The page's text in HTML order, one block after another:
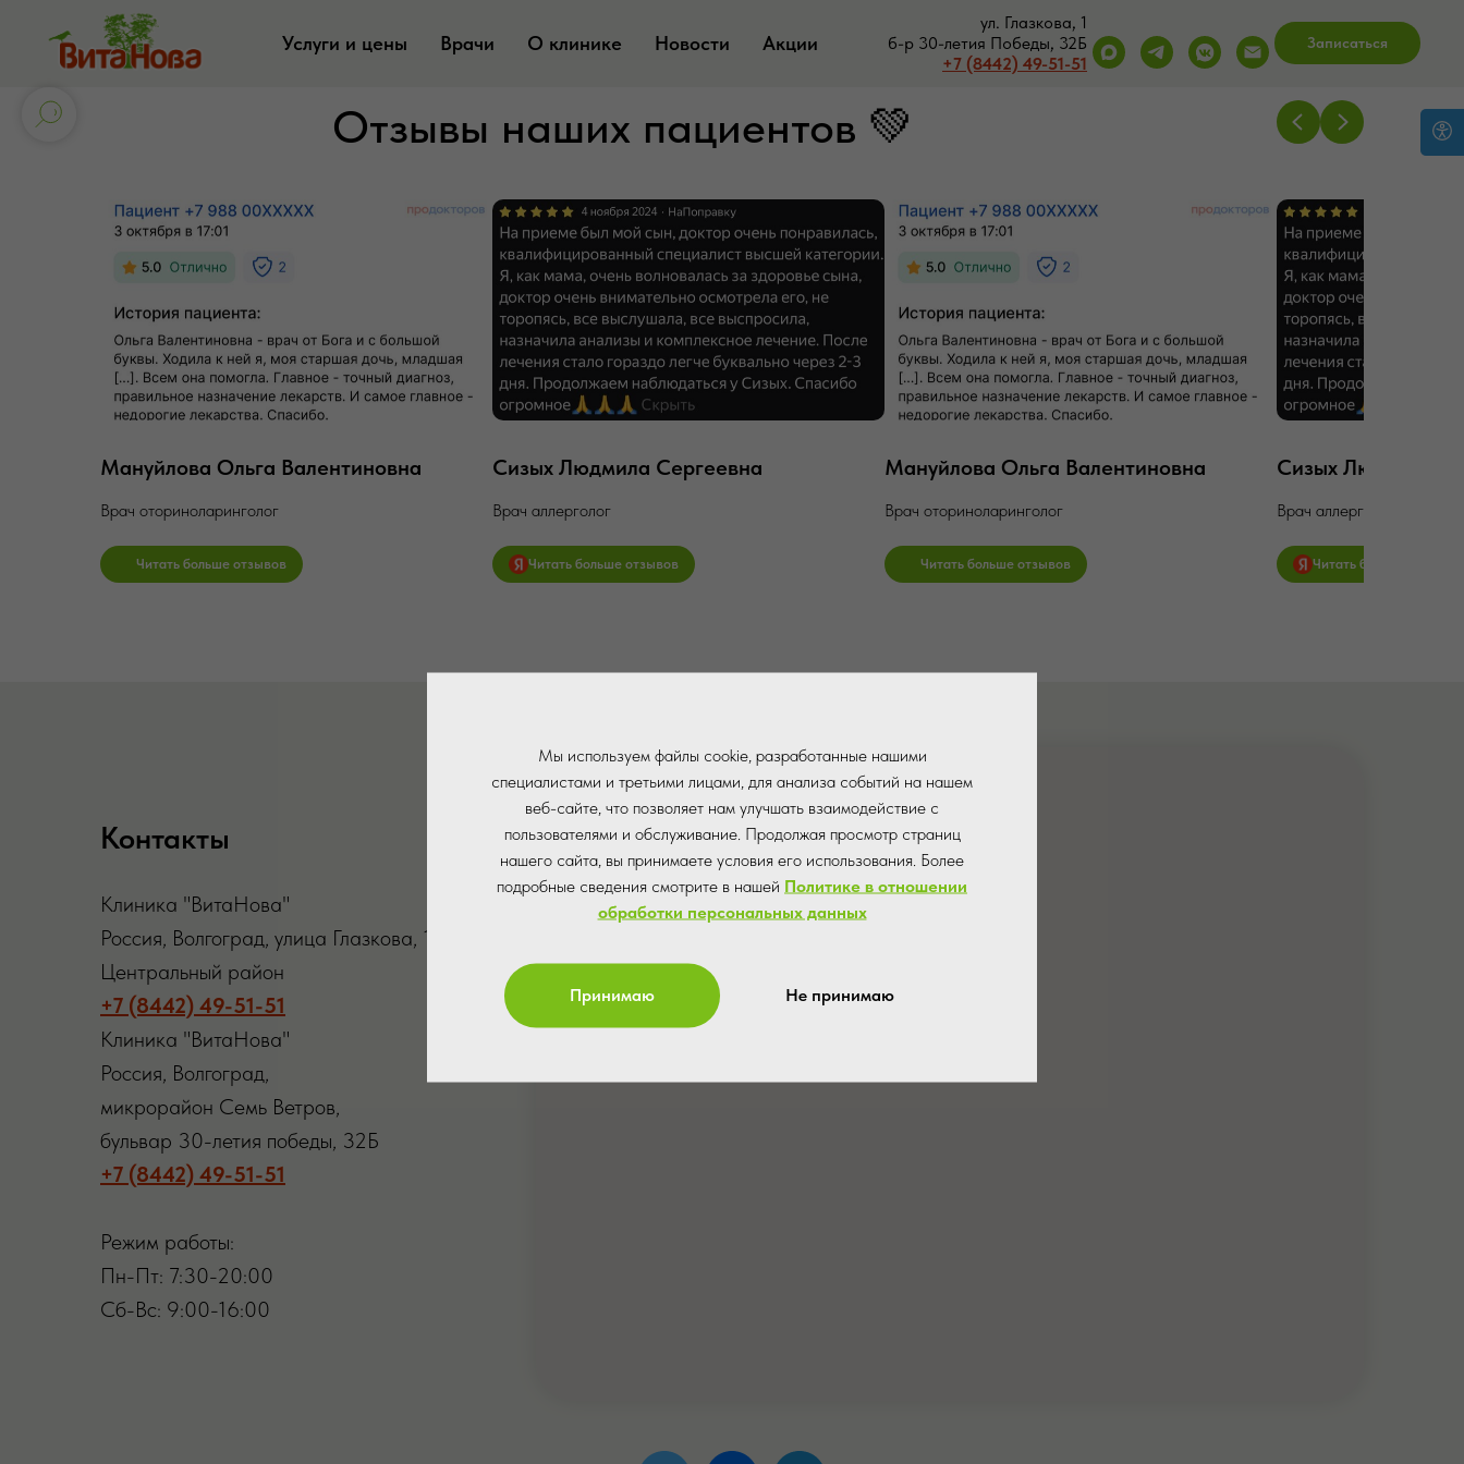
Услуги и цены Врачи О клинике Новости Акции
ул. Глазкова, 1
б-р 30-летия Победы, 32Б
+7 (8442) 49-51-51
Записаться
Мы используем файлы cookie, разработанные нашими
специалистами и третьими лицами, для анализа событий на нашем
веб-сайте, что позволяет нам улучшать взаимодействие с
пользователями и обслуживание. Продолжая просмотр страниц
нашего сайта, вы принимаете условия его использования. Более
подробные сведения смотрите в нашей Политике в отношении
обработки персональных данных
Принимаю Не принимаю
Отзывы наших пациентов 💚
Мануйлова Ольга Валентиновна
Врач оториноларинголог
Читать больше отзывов
Сизых Людмила Сергеевна
Врач аллерголог
Читать больше отзывов
Мануйлова Ольга Валентиновна
Врач оториноларинголог
Читать больше отзывов
Сизых Людмила
Врач аллерголог
Читать больше отзывов
Контакты
Клиника "ВитаНова"
Россия, Волгоград, улица Глазкова, 1,
Центральный район
+7 (8442) 49-51-51
Клиника "ВитаНова"
Россия, Волгоград,
микрорайон Семь Ветров,
бульвар 30-летия победы, 32Б
+7 (8442) 49-51-51
Режим работы:
Пн-Пт: 7:30-20:00
Сб-Вс: 9:00-16:00